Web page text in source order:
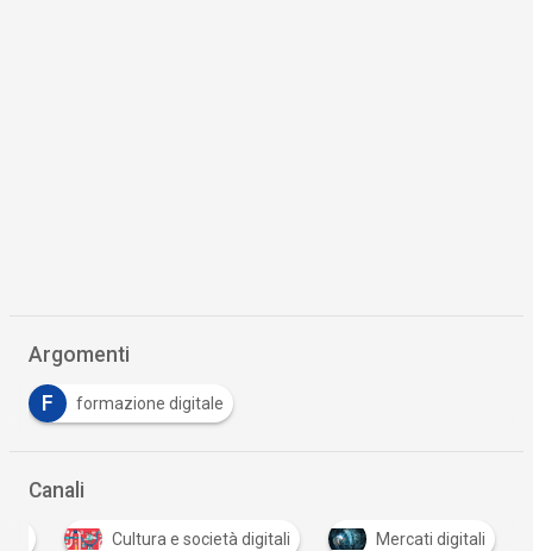
Argomenti
F formazione digitale
Canali
Cultura e società digitali Mercati digitali